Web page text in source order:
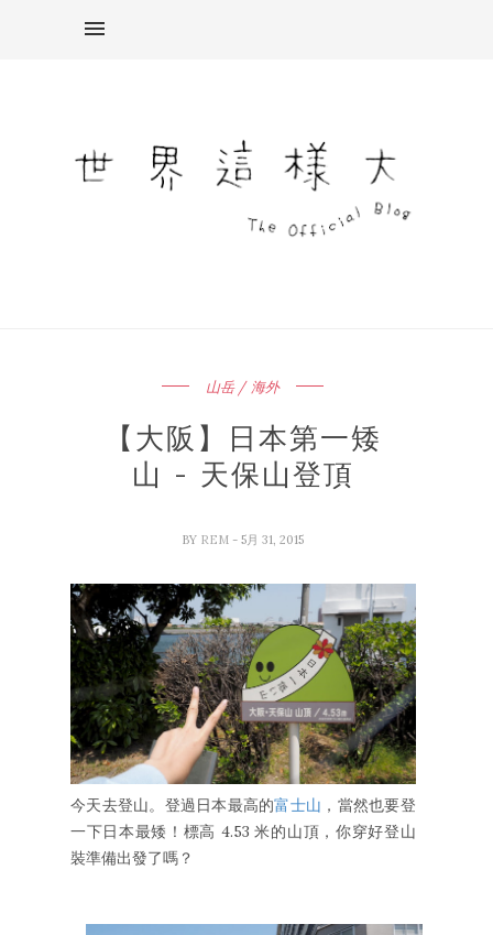
山岳 / 海外
【大阪】日本第一矮
山 - 天保山登頂
BY REM - 5月 31, 2015
今天去登山。登過日本最高的富士山 ，當然也要登
一下日本最矮！標高 4.53 米的山頂，你穿好登山
裝準備出發了嗎？